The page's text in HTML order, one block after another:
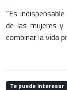
“Es
de las mujeres
combinar la vida
Te puede interesar